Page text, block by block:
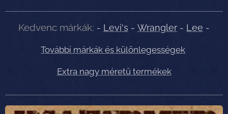
Kedvenc márkák: - Levi's - Wrangler - Lee -
További márkák és különlegességek
Extra nagy méretű termékek